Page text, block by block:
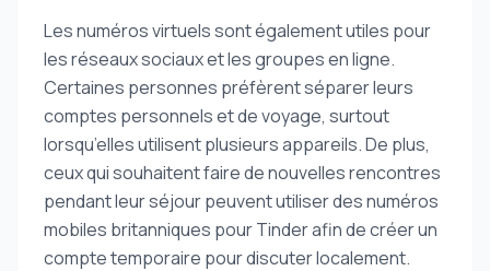
Les numéros virtuels sont également utiles pour
les réseaux sociaux et les groupes en ligne.
Certaines personnes préfèrent séparer leurs
comptes personnels et de voyage, surtout
lorsqu’elles utilisent plusieurs appareils. De plus,
ceux qui souhaitent faire de nouvelles rencontres
pendant leur séjour peuvent utiliser des numéros
mobiles britanniques pour Tinder afin de créer un
compte temporaire pour discuter localement.